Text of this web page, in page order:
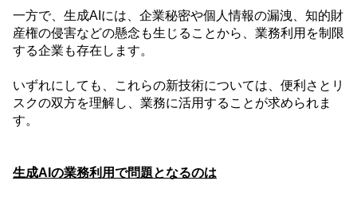
一方で、生成AI には、企業秘密や個人情報の漏洩、知的財
産権の侵害などの懸念も生じることから、業務利用を制限
する企業も存在します。
いずれにしても、これらの新技術については、便利さとリ
スクの双方を理解し、業務に活用することが求められま
す。
生成AI の業務利用で問題となるのは